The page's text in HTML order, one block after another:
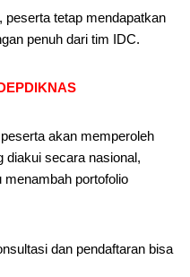
tetap mendapatkan
penuh dari tim IDC.
akan memperoleh
diakui secara nasional,
menambah portofolio
dan pendaftaran bisa